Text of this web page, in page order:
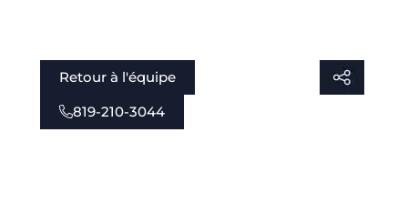
Retour à l'équipe
819-210-3044